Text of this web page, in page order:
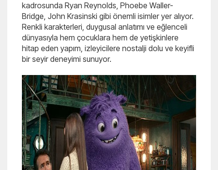
kadrosunda Ryan Reynolds, Phoebe Waller-
Bridge, John Krasinski gibi önemli isimler yer alıyor.
Renkli karakterleri, duygusal anlatımı ve eğlenceli
dünyasıyla hem çocuklara hem de yetişkinlere
hitap eden yapım, izleyicilere nostalji dolu ve keyifli
bir seyir deneyimi sunuyor.